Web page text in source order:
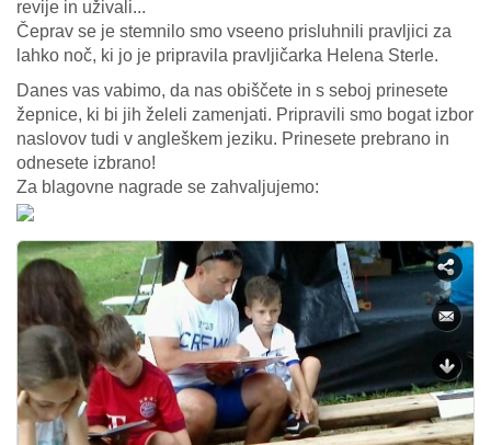
revije in uživali...
Čeprav se je stemnilo smo vseeno prisluhnili pravljici za
lahko noč, ki jo je pripravila pravljičarka Helena Sterle.
Danes vas vabimo, da nas obiščete in s seboj prinesete
žepnice, ki bi jih želeli zamenjati. Pripravili smo bogat izbor
naslovov tudi v angleškem jeziku. Prinesete prebrano in
odnesete izbrano!
Za blagovne nagrade se zahvaljujemo: